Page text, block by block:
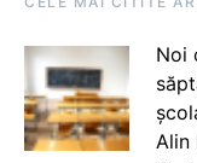
Noi
Alin